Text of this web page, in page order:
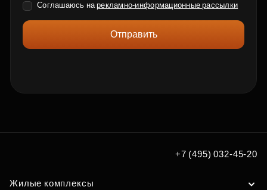
Соглашаюсь нарекламно-информационные рассылки
Отправить
+7 (495) 032-45-20
Жилые комплексы